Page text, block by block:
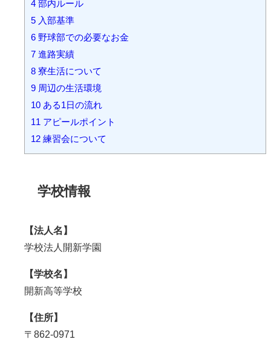
4 部内ルール
5 入部基準
6 野球部での必要なお金
7 進路実績
8 寮生活について
9 周辺の生活環境
10 ある1日の流れ
11 アピールポイント
12 練習会について
学校情報
【法人名】
学校法人開新学園
【学校名】
開新高等学校
【住所】
〒862-0971